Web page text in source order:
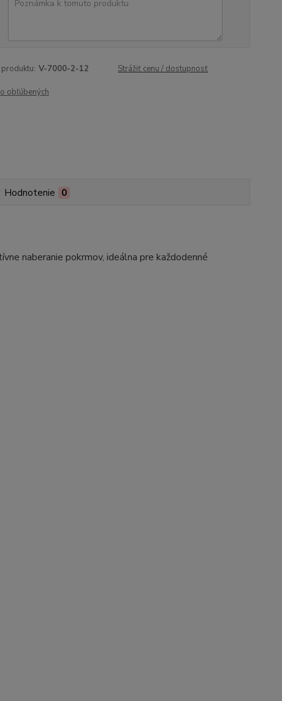
V-7000-2-12 Strážiť cenu / dostupnosť
obľúbených
Hodnotenie 0
naberanie pokrmov, ideálna pre každodenné